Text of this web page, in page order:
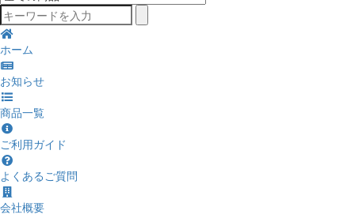
ホーム
お知らせ
商品一覧
ご利用ガイド
よくあるご質問
会社概要